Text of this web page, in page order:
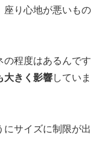
座り心地が悪いもの
の程度はあるんです
大きく影響していま
サイズに制限が出